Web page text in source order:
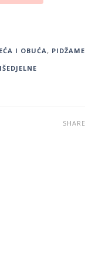
I OBUĆA, PIDŽAME
SHARE